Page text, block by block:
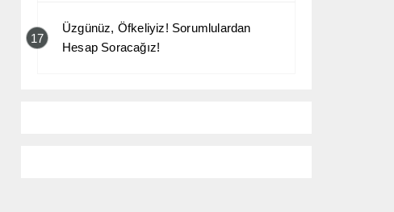
17
Üzgünüz, Öfkeliyiz! Sorumlulardan
Hesap Soracağız!